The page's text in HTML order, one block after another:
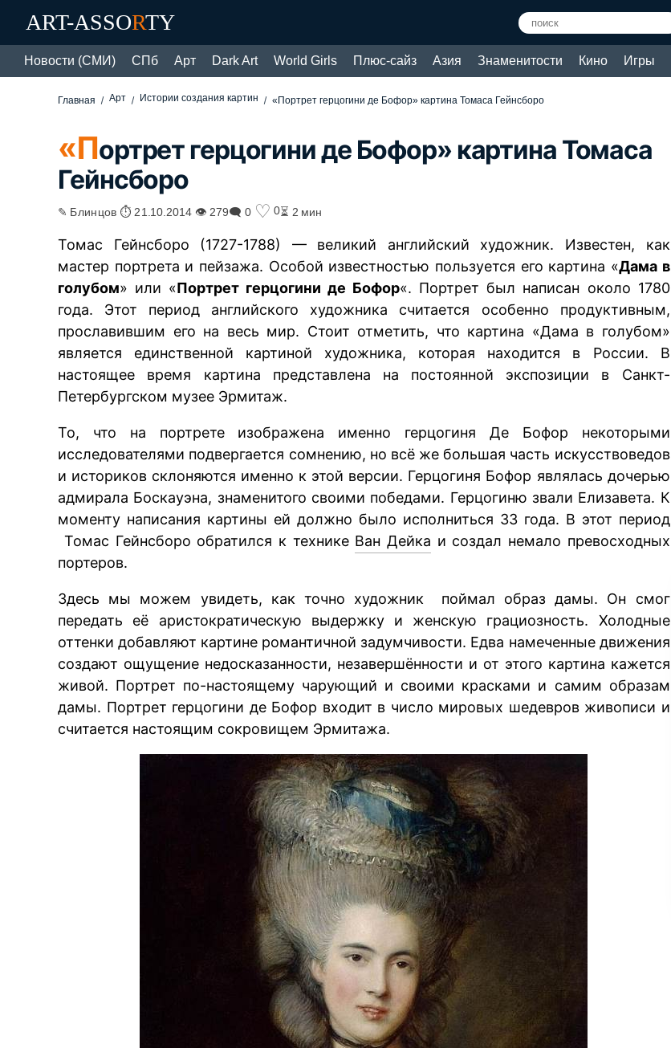
ART-ASSORTY
Новости (СМИ) СПб Арт Dark Art World Girls Плюс-сайз Азия Знаменитости Кино Игры
Главная Арт Истории создания картин «Портрет герцогини де Бофор» картина Томаса Гейнсборо
«Портрет герцогини де Бофор» картина Томаса
Гейнсборо
✎ Блинцов ⏱ 21.10.2014 👁 279🗨 0 ♡ 0⏳ 2 мин
Томас Гейнсборо (1727-1788) — великий английский художник. Известен, как
мастер портрета и пейзажа. Особой известностью пользуется его картина «Дама в
голубом» или «Портрет герцогини де Бофор«. Портрет был написан около 1780
года. Этот период английского художника считается особенно продуктивным,
прославившим его на весь мир. Стоит отметить, что картина «Дама в голубом»
является единственной картиной художника, которая находится в России. В
настоящее время картина представлена на постоянной экспозиции в Санкт-
Петербургском музее Эрмитаж.
То, что на портрете изображена именно герцогиня Де Бофор некоторыми
исследователями подвергается сомнению, но всё же большая часть искусствоведов
и историков склоняются именно к этой версии. Герцогиня Бофор являлась дочерью
адмирала Боскауэна, знаменитого своими победами. Герцогиню звали Елизавета. К
моменту написания картины ей должно было исполниться 33 года. В этот период
Томас Гейнсборо обратился к технике Ван Дейка и создал немало превосходных
портеров.
Здесь мы можем увидеть, как точно художник поймал образ дамы. Он смог
передать её аристократическую выдержку и женскую грациозность. Холодные
оттенки добавляют картине романтичной задумчивости. Едва намеченные движения
создают ощущение недосказанности, незавершённости и от этого картина кажется
живой. Портрет по-настоящему чарующий и своими красками и самим образам
дамы. Портрет герцогини де Бофор входит в число мировых шедевров живописи и
считается настоящим сокровищем Эрмитажа.